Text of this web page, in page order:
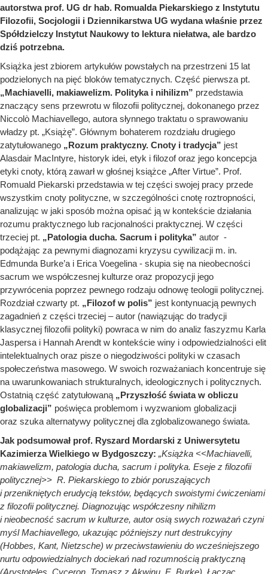
autorstwa prof. UG dr hab. Romualda Piekarskiego z Instytutu
Filozofii, Socjologii i Dziennikarstwa UG wydana właśnie przez
Spółdzielczy Instytut Naukowy to lektura niełatwa, ale bardzo
dziś potrzebna.
Książka jest zbiorem artykułów powstałych na przestrzeni 15 lat
podzielonych na pięć bloków tematycznych. Część pierwsza pt.
„Machiavelli, makiawelizm. Polityka i nihilizm” przedstawia
znaczący sens przewrotu w filozofii politycznej, dokonanego przez
Niccolò Machiavellego, autora słynnego traktatu o sprawowaniu
władzy pt. „Książę”. Głównym bohaterem rozdziału drugiego
zatytułowanego „Rozum praktyczny. Cnoty i tradycja” jest
Alasdair MacIntyre, historyk idei, etyk i filozof oraz jego koncepcja
etyki cnoty, którą zawarł w głośnej książce „After Virtue”. Prof.
Romuald Piekarski przedstawia w tej części swojej pracy przede
wszystkim cnoty polityczne, w szczególności cnotę roztropności,
analizując w jaki sposób można opisać ją w kontekście działania
rozumu praktycznego lub racjonalności praktycznej. W części
trzeciej pt. „Patologia ducha. Sacrum i polityka” autor -
podążając za pewnymi diagnozami kryzysu cywilizacji m. in.
Edmunda Burke’a i Erica Voegelina - skupia się na nieobecności
sacrum we współczesnej kulturze oraz propozycji jego
przywrócenia poprzez pewnego rodzaju odnowę teologii politycznej.
Rozdział czwarty pt. „Filozof w polis” jest kontynuacją pewnych
zagadnień z części trzeciej – autor (nawiązując do tradycji
klasycznej filozofii polityki) powraca w nim do analiz faszyzmu Karla
Jaspersa i Hannah Arendt w kontekście winy i odpowiedzialności elit
intelektualnych oraz pisze o niegodziwości polityki w czasach
społeczeństwa masowego. W swoich rozważaniach koncentruje się
na uwarunkowaniach strukturalnych, ideologicznych i politycznych.
Ostatnią część zatytułowaną „Przyszłość świata w obliczu
globalizacji” poświęca problemom i wyzwaniom globalizacji
oraz szuka alternatywy politycznej dla zglobalizowanego świata.
Jak podsumował prof. Ryszard Mordarski z Uniwersytetu
Kazimierza Wielkiego w Bydgoszczy: „Książka <<Machiavelli,
makiawelizm, patologia ducha, sacrum i polityka. Eseje z filozofii
politycznej>> R. Piekarskiego to zbiór poruszających
i przenikniętych erudycją tekstów, będących swoistymi ćwiczeniami
z filozofii politycznej. Diagnozując współczesny nihilizm
i nieobecność sacrum w kulturze, autor osią swych rozważań czyni
myśl Machiavellego, ukazując późniejszy nurt destrukcyjny
(Hobbes, Kant, Nietzsche) w przeciwstawieniu do wcześniejszego
nurtu odpowiedzialnych dociekań nad rozumnością praktyczną
(Arystoteles, Cyceron, Tomasz z Akwinu, E. Burke). Łącząc